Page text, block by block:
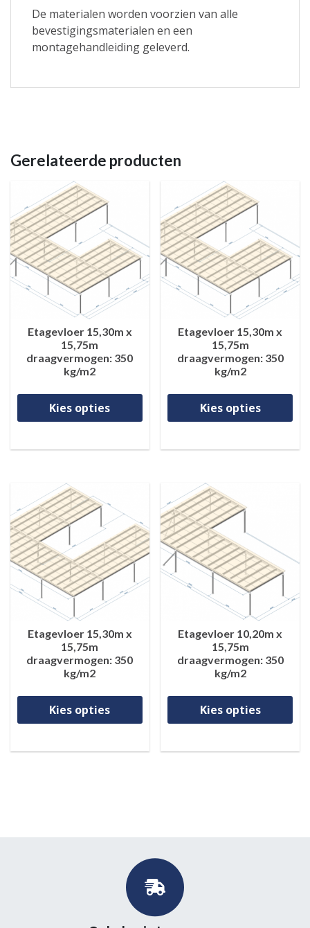
De materialen worden voorzien van alle
bevestigingsmaterialen en een
montagehandleiding geleverd.
Gerelateerde producten
Etagevloer 15,30m x
15,75m
draagvermogen: 350
kg/m2
Kies opties
Dit product heeft meerdere
Etagevloer 15,30m x
15,75m
draagvermogen: 350
kg/m2
Kies opties
Etagevloer 15,30m x
15,75m
draagvermogen: 350
kg/m2
Kies opties
Dit product heeft meerdere
Etagevloer 10,20m x
15,75m
draagvermogen: 350
kg/m2
Kies opties